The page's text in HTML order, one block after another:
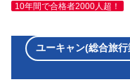
10年間で合格者2000人超！
ユーキャン(総合旅行